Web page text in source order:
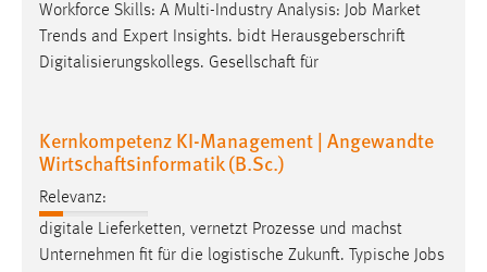
Workforce Skills: A Multi-Industry Analysis: Job Market
Trends and Expert Insights. bidt Herausgeberschrift
Digitalisierungskollegs. Gesellschaft für
Kernkompetenz KI-Management | Angewandte
Wirtschaftsinformatik (B.Sc.)
Relevanz:
digitale Lieferketten, vernetzt Prozesse und machst
Unternehmen fit für die logistische Zukunft. Typische Jobs